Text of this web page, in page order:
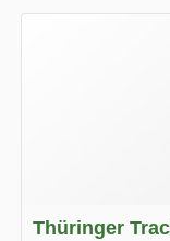
Wir wünschen
Thüringer